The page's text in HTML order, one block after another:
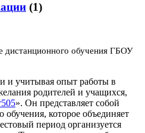
(1)
дистанционного обучения ГБОУ
и учитывая опыт работы в
родителей и учащихся,
». Он представляет собой
которое объединяет
период организуется